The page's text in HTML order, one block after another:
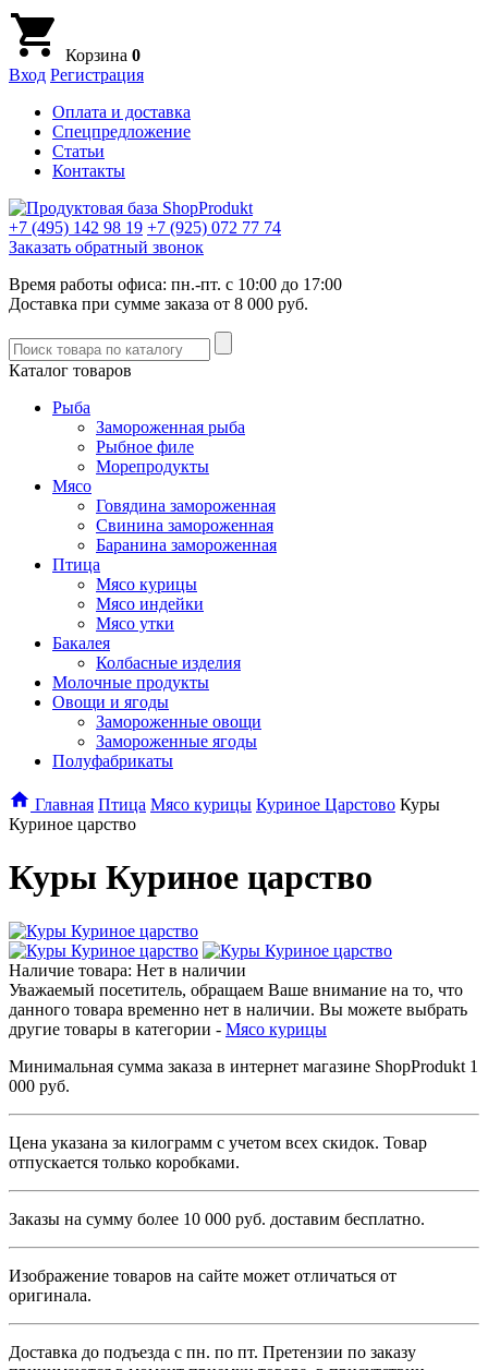
Корзина 0
Вход Регистрация
Оплата и доставка
Спецпредложение
Статьи
Контакты
+7 (495) 142 98 19 +7 (925) 072 77 74
Заказать обратный звонок
Время работы офиса: пн.-пт. с 10:00 до 17:00
Доставка при сумме заказа от 8 000 руб.
Каталог товаров
Рыба
Замороженная рыба
Рыбное филе
Морепродукты
Мясо
Говядина замороженная
Свинина замороженная
Баранина замороженная
Птица
Мясо курицы
Мясо индейки
Мясо утки
Бакалея
Колбасные изделия
Молочные продукты
Овощи и ягоды
Замороженные овощи
Замороженные ягоды
Полуфабрикаты
Главная Птица Мясо курицы Куриное Царстово Куры
Куриное царство
Куры Куриное царство
Наличие товара: Нет в наличии
Уважаемый посетитель, обращаем Ваше внимание на то, что
данного товара временно нет в наличии. Вы можете выбрать
другие товары в категории - Мясо курицы
Минимальная сумма заказа в интернет магазине ShopProdukt 1
000 руб.
Цена указана за килограмм с учетом всех скидок. Товар
отпускается только коробками.
Заказы на сумму более 10 000 руб. доставим бесплатно.
Изображение товаров на сайте может отличаться от
оригинала.
Доставка до подъезда с пн. по пт. Претензии по заказу